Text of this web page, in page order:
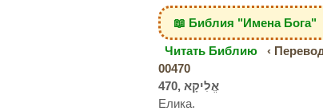
📖 Библия "Имена Бога"
Читать Библию
‹
00470
Елика.